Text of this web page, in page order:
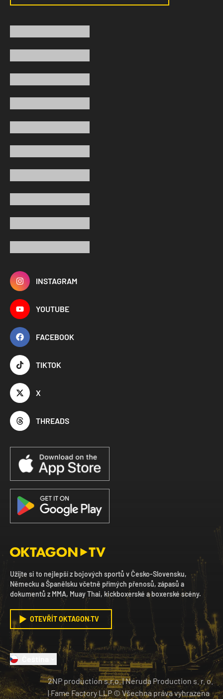
INSTAGRAM
YOUTUBE
FACEBOOK
TIKTOK
X
THREADS
Užijte si to nejlepší z bojových sportů v Česko-Slovensku,
Německu a Španělsku včetně přímých přenosů, zápasů a
dokumentů z MMA, Muay Thai, kickboxerské a boxerské scény.
OTEVŘÍT OKTAGON.TV
2NP production s.r.o.|Neruda Production s. r. o.
| Fame Factory LLP © Všechna práva vyhrazena